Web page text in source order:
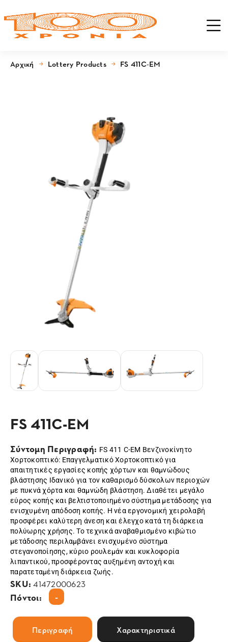
Αρχική Lottery Products FS 411C-EM
FS 411C-EM
Σύντομη Περιγραφή: FS 411 C-EM Βενζινοκίνητο
Χορτοκοπτικό: Επαγγελματικό Χορτοκοπτικό για
απαιτητικές εργασίες κοπής χόρτων και θαμνώδους
βλάστησης Ιδανικό για τον καθαρισμό δύσκολων περιοχών
με πυκνά χόρτα και θαμνώδη βλάστηση. Διαθέτει μεγάλο
εύρος κοπής και βελτιστοποιημένο σύστημα μετάδοσης για
ενισχυμένη απόδοση κοπής. Η νέα εργονομική χειρολαβή
προσφέρει καλύτερη άνεση και έλεγχο κατά τη διάρκεια
πολύωρης χρήσης. Το τεχνικά αναβαθμισμένο κιβώτιο
μετάδοσης περιλαμβάνει ενισχυμένο σύστημα
στεγανοποίησης, κύριο ρουλεμάν και κυκλοφορία
λιπαντικού, προσφέροντας αυξημένη αντοχή και
παρατεταμένη διάρκεια ζωής.
SKU:41472000623
Πόντοι: -
Περιγραφή Χαρακτηριστικά